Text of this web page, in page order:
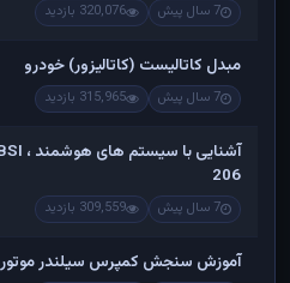
7 سال پیش 320,076 بازدید
مبدل کاتالیست (کاتالیزور) خودرو
7 سال پیش 315,965 بازدید
206
7 سال پیش 309,559 بازدید
آموزش سنجش کمپرس سیلندر موتور